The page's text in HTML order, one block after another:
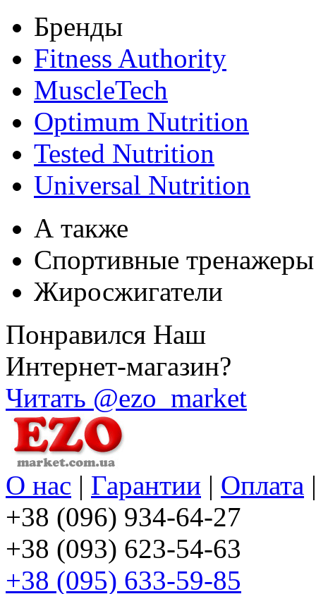
Бренды
Fitness Authority
MuscleTech
Optimum Nutrition
Tested Nutrition
Universal Nutrition
А также
Спортивные тренажеры
Жиросжигатели
Понравился Наш
Интернет-магазин?
Читать @ezo_market
О нас | Гарантии | Оплата
+38 (096) 934-64-27
+38 (093) 623-54-63
+38 (095) 633-59-85